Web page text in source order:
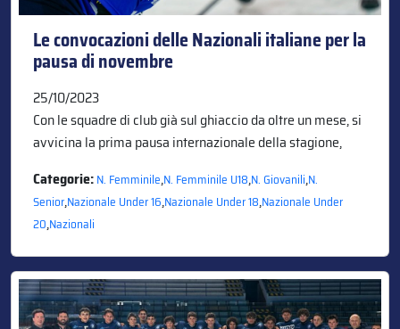
Le convocazioni delle Nazionali italiane per la
pausa di novembre
25/10/2023
Con le squadre di club già sul ghiaccio da oltre un mese, si
avvicina la prima pausa internazionale della stagione,
Categorie:N. Femminile,N. Femminile U18,N. Giovanili,N.
Senior,Nazionale Under 16,Nazionale Under 18,Nazionale Under
20,Nazionali